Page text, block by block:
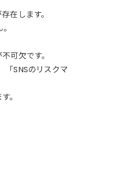
在します。
可欠です。
「SNSのリスクマ
。